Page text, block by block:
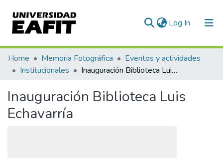
Log In (current)
Communities & Collections
All of DSpace
Statistics
Home Memoria Fotográfica
Eventos y actividades
Institucionales
Inauguración Biblioteca Luis Echavarría
Inauguración Biblioteca Luis
Echavarría